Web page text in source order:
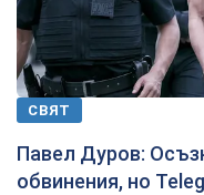
СВЯТ
Павел Дуров:
обвинения, но